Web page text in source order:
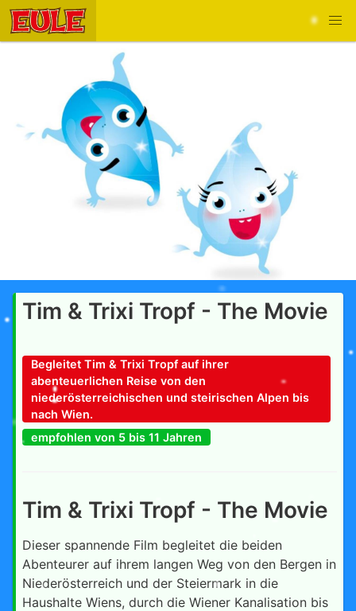
Tim & Trixi Tropf - The Movie
Begleitet Tim & Trixi Tropf auf ihrer
abenteuerlichen Reise von den
niederösterreichischen und steirischen Alpen bis
nach Wien.
empfohlen von 5 bis 11 Jahren
Tim & Trixi Tropf - The Movie
Dieser spannende Film begleitet die beiden
Abenteurer auf ihrem langen Weg von den Bergen in
Niederösterreich und der Steiermark in die
Haushalte Wiens, durch die Wiener Kanalisation bis